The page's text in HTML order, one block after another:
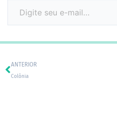
ANTERIOR
Colônia